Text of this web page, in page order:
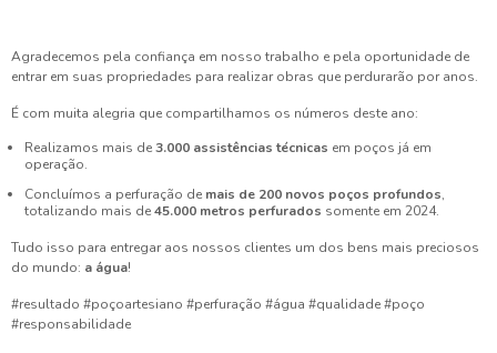
Agradecemos pela confiança em nosso trabalho e pela oportunidade de
entrar em suas propriedades para realizar obras que perdurarão por anos.
É com muita alegria que compartilhamos os números deste ano:
Realizamos mais de3.000 assistências técnicas em poços já em
operação.
Concluímos a perfuração de mais de 200 novos poços profundos,
totalizando mais de45.000 metros perfurados somente em 2024.
Tudo isso para entregar aos nossos clientes um dos bens mais preciosos
do mundo: a água!
#resultado #poçoartesiano #perfuração #água #qualidade #poço
#responsabilidade